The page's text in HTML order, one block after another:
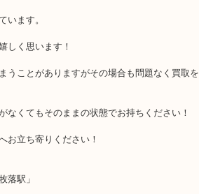
が出てきたようでお持ちいただきました。
まうことがありますがその場合も問題なく